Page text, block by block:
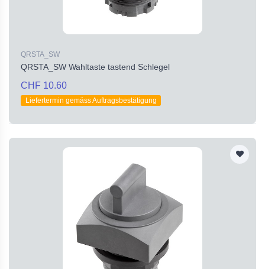
QRSTA_SW
QRSTA_SW Wahltaste tastend Schlegel
CHF 10.60
Liefertermin gemäss Auftragsbestätigung